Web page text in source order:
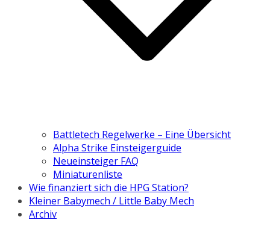
Battletech Regelwerke – Eine Übersicht
Alpha Strike Einsteigerguide
Neueinsteiger FAQ
Miniaturenliste
Wie finanziert sich die HPG Station?
Kleiner Babymech / Little Baby Mech
Archiv